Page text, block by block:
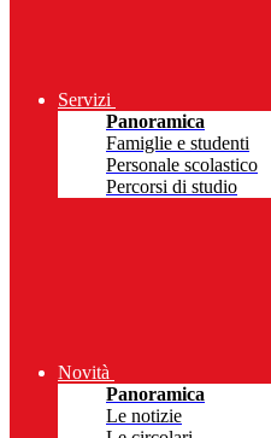
Servizi
Panoramica
Famiglie e studenti
Personale scolastico
Percorsi di studio
Novità
Panoramica
Le notizie